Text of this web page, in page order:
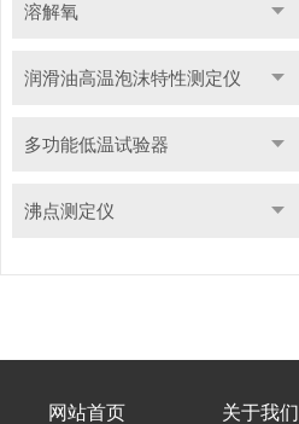
溶解氧
润滑油高温泡沫特性测定仪
多功能低温试验器
沸点测定仪
网站首页 关于我们